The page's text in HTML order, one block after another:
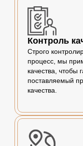
Контроль
Строго
процесс, мы
качества, чтобы
поставляемый
качества.